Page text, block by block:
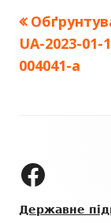
записів
стаття:
UA-2023-01-
004041-a
ДП "УКРВОДШЛЯХ" на
Державне